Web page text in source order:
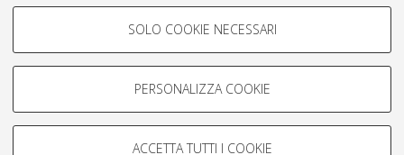
COOKIE DI PROFILAZIONE -
Si tratta di cookie utilizzati per analizzare le caratteristiche della
navigazione degli utenti, creare profili in base al loro comportamento
Mostra cookie di profilazione
SOLO COOKIE NECESSARI
PERSONALIZZA COOKIE
ACCETTA TUTTI I COOKIE
Impostazioni Cookie
Informativa sulla privacy
Condizioni d’uso del sito